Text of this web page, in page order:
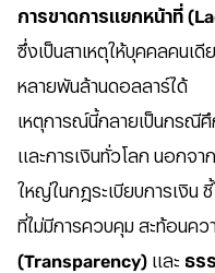
การขาดการแยกหน้าที่
ซึ่งเป็นสาเหตุให้บุคคลคนเ
หลายพันล้านดอลลาร์ได้
เหตุการณ์นี้กลายเป็นกรณี
และการเงินทั่วโลก นอกจา
ใหญ่ในกฎระเบียบการเงิน
ที่ไม่มีการควบคุม สะท้อนค
(Transparency) และ ธร